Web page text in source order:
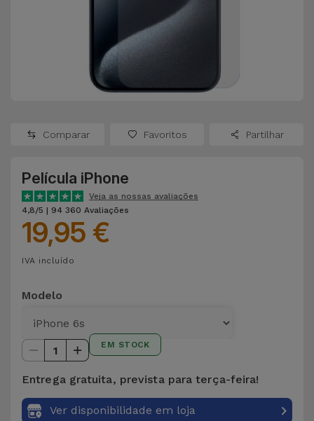
Oppo
OnePlus
Google
Dyson
TCL
Outras
Marcas
Ver
tudo
Recondicionados
Recondicionados
Consolas
Recondicionadas
Ver
tudo
Auriculares
e Colunas
Smartwatches
e Braceletes
Correntes
para
Gadgets
Higiene
Comparar Favoritos Partilhar
Película iPhone
Veja as nossas avaliações
4,8/5 | 94 360 Avaliações
19,95 €
IVA incluído
Modelo
1 EM STOCK
Entrega gratuita, prevista para terça-feira!
Ver disponibilidade em loja